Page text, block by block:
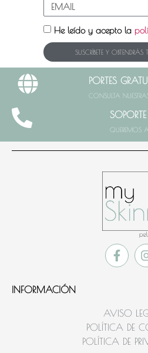
He leído y acepto la
SUSCRÍBETE Y OBTENDRÁS
PORTES
CONSULTA
SOPORTE
QUEREMOS
INFORMACIÓN
AVISO
POLÍTICA DE
POLÍTICA DE